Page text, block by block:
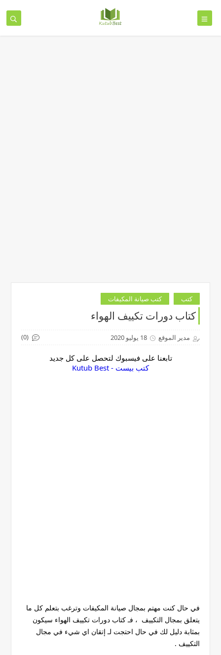
كتب كتب صيانة المكيفات
كتاب دورات تكييف الهواء
مدير الموقع 18 يوليو 2020 (0)
تابعنا على فيسبوك لتحصل على كل جديد
‏كتب بيست - Kutub Best‏
في حال كنت مهتم بمجال صيانة المكيفات وترغب بتعلم كل ما
يتعلق بمجال التكييف ، فـ كتاب دورات تكييف الهواء سيكون
بمثابة دليل لك في حال احتجت لـ إتقان اي شيء في مجال
التكييف .